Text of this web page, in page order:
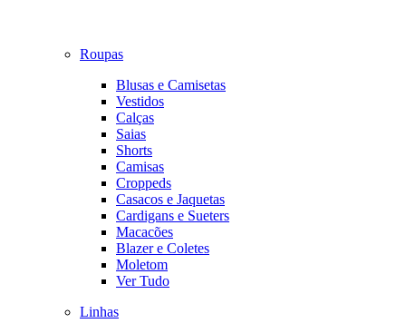
Roupas
Blusas e Camisetas
Vestidos
Calças
Saias
Shorts
Camisas
Croppeds
Casacos e Jaquetas
Cardigans e Sueters
Macacões
Blazer e Coletes
Moletom
Ver Tudo
Linhas